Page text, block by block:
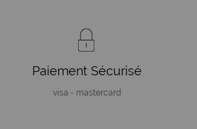
Paiement Sécurisé
visa - mastercard